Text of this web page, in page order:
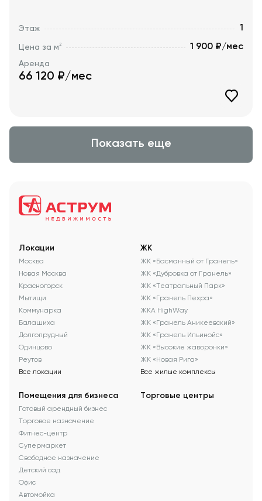
Этаж 1
Цена за м2 1 900 ₽/мес
Аренда
66 120 ₽/мес
Показать еще
Локации
Москва
Новая Москва
Красногорск
Мытищи
Коммунарка
Балашиха
Долгопрудный
Одинцово
Реутов
Все локации
ЖК
ЖК «Басманный от Гранель»
ЖК «Дубровка от Гранель»
ЖК «Театральный Парк»
ЖК «Гранель Пехра»
ЖКА HighWay
ЖК «Гранель Аникеевский»
ЖК «Гранель Ильинойс»
ЖК «Высокие жаворонки»
ЖК «Новая Рига»
Все жилые комплексы
Помещения для бизнеса
Готовый арендный бизнес
Торговое назначение
Фитнес-центр
Супермаркет
Свободное назначение
Детский сад
Офис
Автомойка
Торговые центры